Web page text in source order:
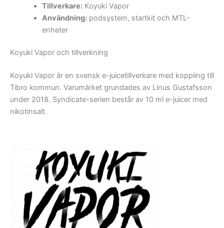
Tillverkare:Koyuki Vapor
Användning:podsystem, startkit och MTL-
enheter
Koyuki Vapor och tillverkning
Koyuki Vapor är en svensk e-juicetillverkare med koppling till
Tibro kommun. Varumärket grundades av Linus Gustafsson
under 2018. Syndicate-serien består av 10 ml e-juicer med
nikotinsalt.